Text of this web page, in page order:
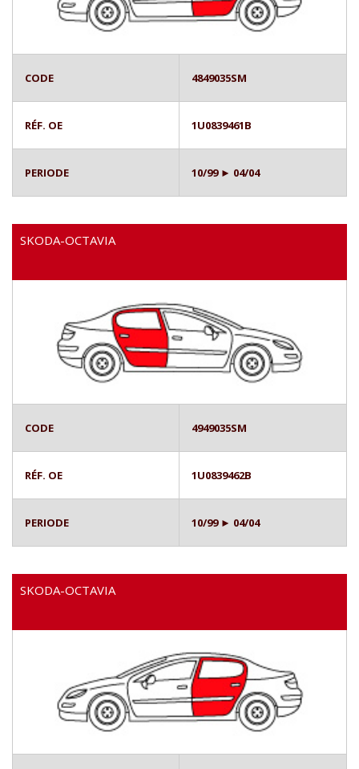
CODE 4849035SM
RÉF. OE 1U0839461B
PERIODE 10/99 ► 04/04
SKODA-OCTAVIA
CODE 4949035SM
RÉF. OE 1U0839462B
PERIODE 10/99 ► 04/04
SKODA-OCTAVIA